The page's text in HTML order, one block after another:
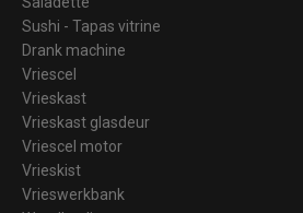
Sushi - Tapas vitrine
Drank machine
Vriescel
Vrieskast
Vrieskast glasdeur
Vriescel motor
Vrieskist
Vrieswerkbank